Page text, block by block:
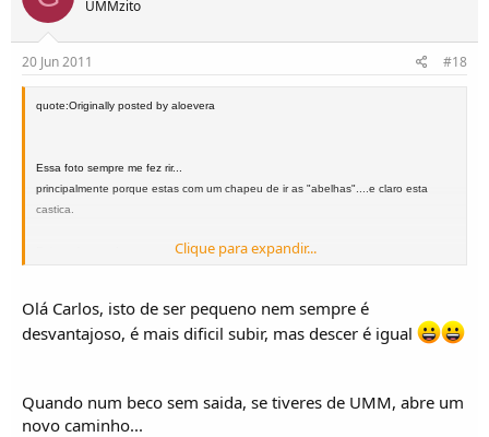
UMMzito
20 Jun 2011 #18
quote:Originally posted by aloevera
Essa foto sempre me fez rir...
principalmente porque estas com um chapeu de ir as "abelhas"....e claro esta
castica.
Pois se fosses de estatura maior nao era tao comica.
Optima historia!
Clique para expandir...
Olá Carlos, isto de ser pequeno nem sempre é
desvantajoso, é mais dificil subir, mas descer é igual
Quando num beco sem saida, se tiveres de UMM, abre um
novo caminho...